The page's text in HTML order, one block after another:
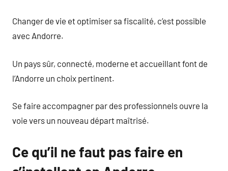
Changer de vie et optimiser sa fiscalité, c’est possible
avec Andorre.
Un pays sûr, connecté, moderne et accueillant font de
l’Andorre un choix pertinent.
Se faire accompagner par des professionnels ouvre la
voie vers un nouveau départ maîtrisé.
Ce qu’il ne faut pas faire en